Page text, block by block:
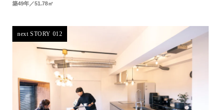
築49年／51.78㎡
next STORY 012